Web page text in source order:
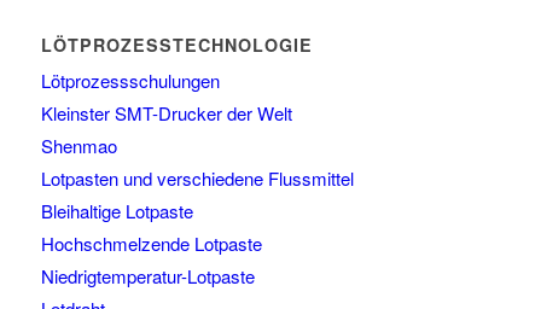
LÖTPROZESSTECHNOLOGIE
Lötprozessschulungen
Kleinster SMT-Drucker der Welt
Shenmao
Lotpasten und verschiedene Flussmittel
Bleihaltige Lotpaste
Hochschmelzende Lotpaste
Niedrigtemperatur-Lotpaste